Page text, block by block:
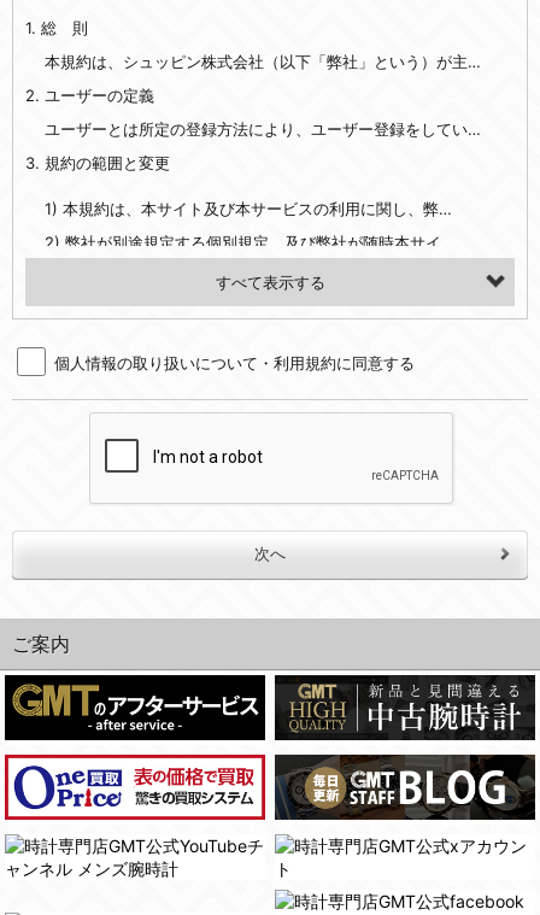
・法律上の要請等により、本人確認を行うための本人確認書類（運転免許証、健康保険証、住民票の写し等）、および当該書類に含まれる情報
・当社サービスのご利用履歴
・当社ウェブサイト・サービス内のクッキー情報
【外部サービスアカウントを利用される場合】
会員登録時にソーシャルネットワーキングサービス等の外部サービスとの連携を許可した場合には、その許可の際にご同意いただいた内容に基づき、当該外部サービスでユーザーが利用するIDおよび当該外部サービスのプライバシー設定によりお客様が当社に開示を認めた情報について取得いたします
・EVERYBODY×PHOTOGRAPHER.comのフォトシェアリングサービス運営のため
３．個人情報の第三者提供と委託
(2)法令等により開示を求められた場合。
(4)国の機関若しくは地方公共団体又はその委託を受けた者が法令の定める事務を遂行することに対して協力する必要がある場合であって、本人の同意を得ることにより当該事務の遂行に支障を及ぼすおそれがあるとき。
(5)業務を円滑に進めるために、外部業者に個人データの一部又は全部の処理を委託する場合（ただし、委託する場合は委託した個人データの安全管理が図られるように、委託先に対する必要かつ適切な監督を行ないます）。
４．ご提供の任意性
当社への個人情報の提供はお客様の任意ですが、必要な個人情報をご提供いただけない場合、当社のサービス等が利用できない場合がありますのでご了承下さい。
５．ご本人が容易に知覚できない方法による個人情報の取得
1. 総 則
本規約は、シュッピン株式会社（以下「弊社」という）が主催・運営するインターネット上のWebサイト『mapcamera.com』（以下「本サイト」という）及び本サイトを通じて提供されるサービス（以下「本サービス」といいます）をご利用いただく際の、ユーザーと弊社間の一切の関係に適用されます。
2. ユーザーの定義
ユーザーとは所定の登録方法により、ユーザー登録をしていただいた方をいいます。
3. 規約の範囲と変更
1) 本規約は、本サイト及び本サービスの利用に関し、弊社及び全てのユーザーに適用されます。>
4. ユーザーの登録内容について
2) ユーザーが本サイト内で第三者のユーザーID、パスワード、メールアドレス及びこれに伴う個人情報を知り得た場合には、速やかに弊社に届け出るものとします。
(2) ユーザーから寄せられた情報を、ユーザーの個人情報を表示せずに開示する場合。
(3) ユーザーが個人情報の開示について同意している場合。
(4) 法令により開示が求められた場合。
(5) 弊社で取り扱う商品またはサービスに関する案内や情報提供（郵便、電子メール等によるダイレクトメールなど）を行なう場合。
(6) 弊社が利用目的を示してユーザーから取得した情報を、その利用目的の範囲内で利用する場合。
6. 情報の提供
個人情報の取り扱いについて・利用規約に同意する
ご案内